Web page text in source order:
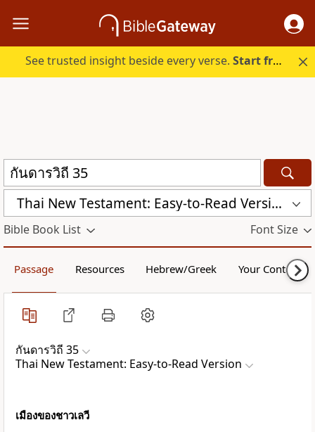
See trusted insight beside every verse.Start free.
Thai New Testament: Easy-to-Read Version (ERV-TH)
Bible Book List Font Size
Passage Resources Hebrew/Greek Your Content
กันดารวิถี 35
Thai New Testament: Easy-to-Read Version
เมืองของชาวเลวี